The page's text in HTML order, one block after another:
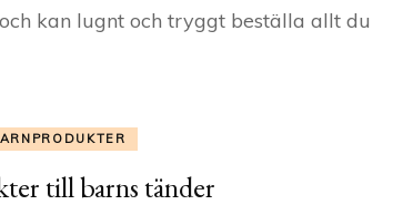
kan lugnt och tryggt beställa allt du
till barns tänder